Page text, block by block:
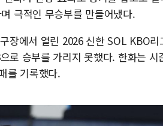
극적인 무승부를 만들어냈다.
장에서 열린 2026 신한 SOL KBO
로 승부를 가리지 못했다. 한화는
를 기록했다.